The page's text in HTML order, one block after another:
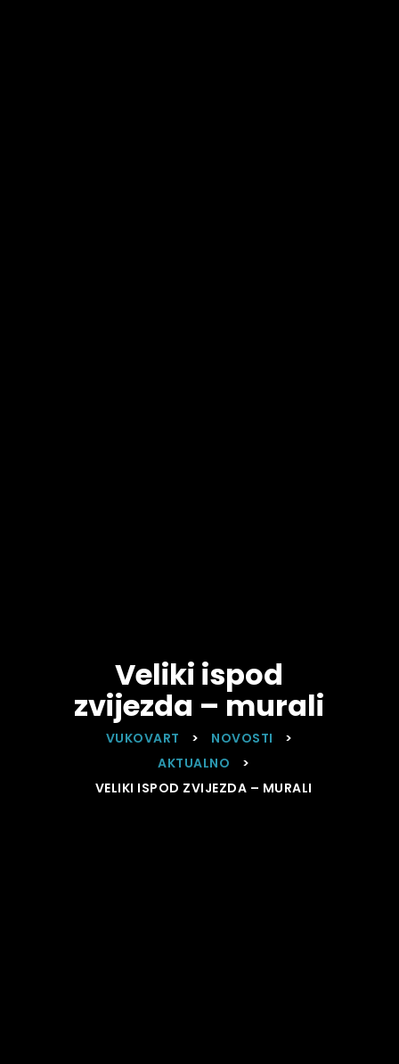
Veliki ispod
zvijezda – murali
VUKOVART > NOVOSTI
>
AKTUALNO
>
VELIKI ISPOD ZVIJEZDA – MURALI